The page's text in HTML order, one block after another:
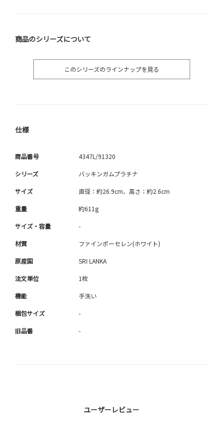
商品のシリーズについて
このシリーズのラインナップを見る
仕様
商品番号 4347L/91320
シリーズ バッキンガムプラチナ
サイズ 直径：約26.9cm、高さ：約2.6cm
重量 約611g
サイズ・容量 -
材質 ファインポーセレン(ホワイト)
原産国 SRI LANKA
注文単位 1枚
機能 手洗い
梱包サイズ -
旧品番 -
ユーザーレビュー